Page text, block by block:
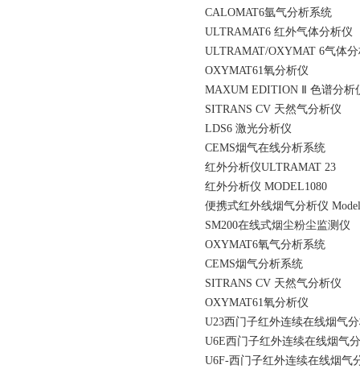
CALOMAT6氩气分析系统
ULTRAMAT6 红外气体分析仪
ULTRAMAT/OXYMAT 6气体
OXYMAT61氧分析仪
MAXUM EDITION Ⅱ 色谱分析
SITRANS CV 天然气分析仪
LDS6 激光分析仪
CEMS烟气在线分析系统
红外分析仪ULTRAMAT 23
红外分析仪 MODEL1080
便携式红外线烟气分析仪
SM200在线式烟尘粉尘监测仪
OXYMAT6氧气分析系统
CEMS烟气分析系统
SITRANS CV 天然气分析仪
OXYMAT61氧分析仪
U23西门子红外连续在线烟气
U6E西门子红外连续在线烟气
U6F-西门子红外连续在线烟气